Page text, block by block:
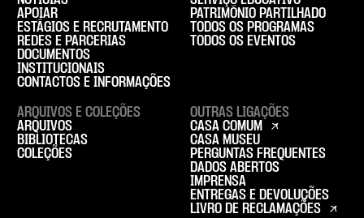
APOIAR
ESTÁGIOS E RECRUTAMENTO
REDES E PARCERIAS
DOCUMENTOS
INSTITUCIONAIS
CONTACTOS E INFORMAÇÕES
PATRIMÓNIO PARTILHADO
TODOS OS PROGRAMAS
TODOS OS EVENTOS
ARQUIVOS E COLEÇÕES
ARQUIVOS
BIBLIOTECAS
COLEÇÕES
OUTRAS LIGAÇÕES
CASA COMUM
CASA MUSEU
PERGUNTAS FREQUENTES
DADOS ABERTOS
IMPRENSA
ENTREGAS E DEVOLUÇÕES
LIVRO DE RECLAMAÇÕES